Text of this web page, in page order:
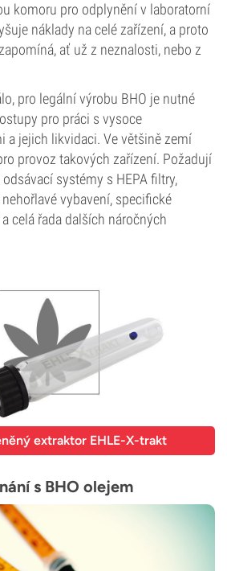
komoru pro odplynění v laboratorní
náklady na celé zařízení, a proto
ať už z neznalosti, nebo z
pro legální výrobu BHO je nutné
pro práci s vysoce
a jejich likvidaci. Ve většině zemí
provoz takových zařízení. Požadují
systémy s HEPA filtry,
vybavení, specifické
celá řada dalších náročných
extraktor EHLE-X-trakt
s BHO olejem